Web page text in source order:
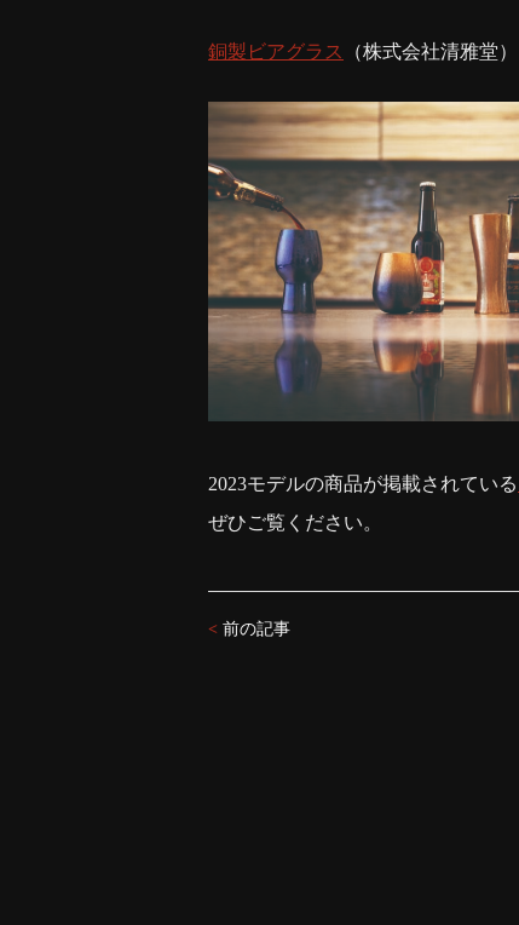
銅製ビアグラス （株式会社清雅堂）
2023モデルの商品が掲載されている
ぜひご覧ください。
< 前の記事